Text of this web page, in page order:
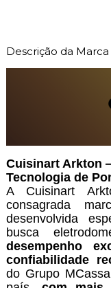
Descrição da Marca
Cuisinart Arkton
Tecnologia de
A Cuisinart
consagrada
desenvolvida
busca
desempenho
confiabilidade
do Grupo